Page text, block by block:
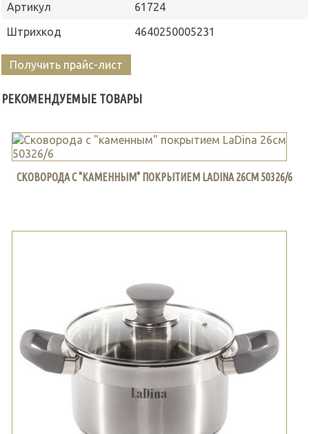
Артикул
61724
Штрихкод
4640250005231
Получить прайс-лист
РЕКОМЕНДУЕМЫЕ ТОВАРЫ
СКОВОРОДА С "КАМЕННЫМ" ПОКРЫТИЕМ LADINA 26СМ 50326/6